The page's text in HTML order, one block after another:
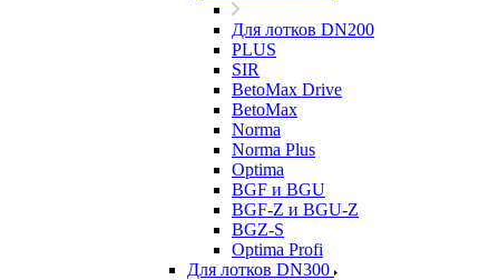
Для лотков DN200
PLUS
SIR
BetoMax Drive
BetoMax
Norma
Norma Plus
Optima
BGF и BGU
BGF-Z и BGU-Z
BGZ-S
Optima Profi
Для лотков DN300